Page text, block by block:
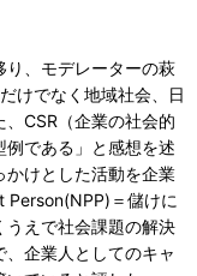
り、モデレーターの萩
けでなく地域社会、日
CSR（企業の社会的
である」と感想を述
かけとした活動を企業
Person(NPP)＝儲けに
うえで社会課題の解決
企業人としてのキャ